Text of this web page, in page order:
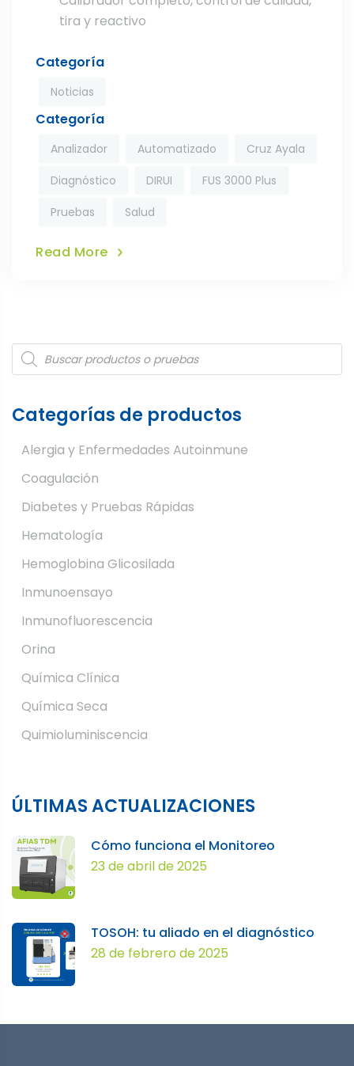
tira y reactivo
Categoría
Noticias
Categoría
Analizador Automatizado
Cruz Ayala
Diagnóstico
DIRUI
FUS 3000 Plus
Pruebas
Salud
Read More
Products
search
Categorías de productos
Alergia y Enfermedades Autoinmune
Coagulación
Diabetes y Pruebas Rápidas
Hematología
Hemoglobina Glicosilada
Inmunoensayo
Inmunofluorescencia
Orina
Química Clínica
Química Seca
Quimioluminiscencia
ÚLTIMAS ACTUALIZACIONES
Cómo funciona el Monitoreo
23 de abril de 2025
TOSOH: tu aliado en el diagnóstico
28 de febrero de 2025